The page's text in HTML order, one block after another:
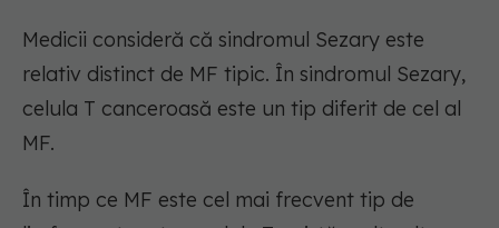
Medicii consideră că sindromul Sezary este
relativ distinct de MF tipic. În sindromul Sezary,
celula T canceroasă este un tip diferit de cel al
MF.
În timp ce MF este cel mai frecvent tip de